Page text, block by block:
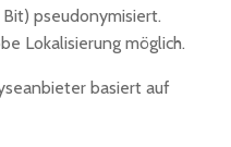
pseudonymisiert.
Lokalisierung möglich.
basiert auf